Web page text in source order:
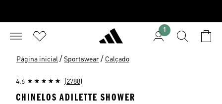
1
Página inicial / Sportswear / Calçado
4.6 (2788)
CHINELOS ADILETTE SHOWER